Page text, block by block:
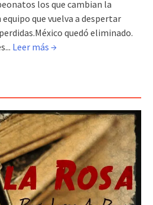
los que cambian la
que vuelva a despertar
quedó eliminado.
Leer más →